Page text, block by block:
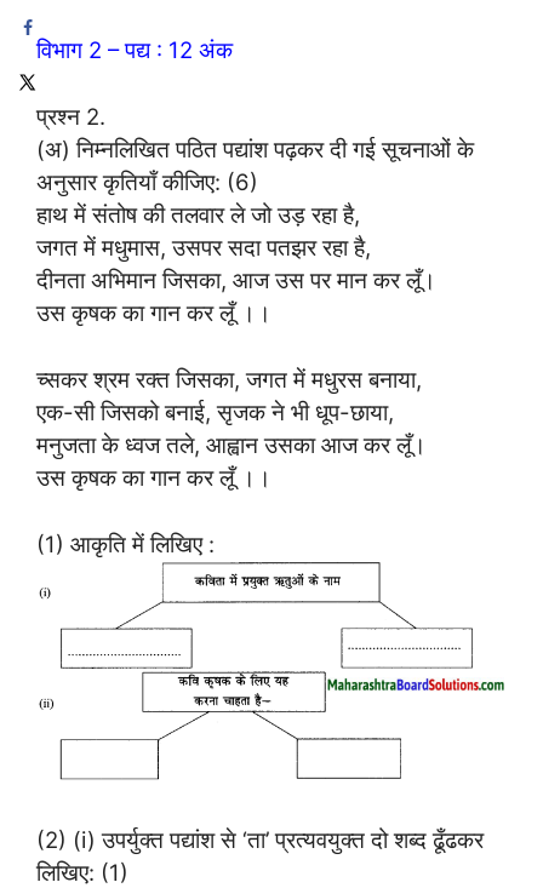
विभाग 2 – पद्य : 12 अंक
प्रश्न 2.
(अ) निम्नलिखित पठित पद्यांश पढ़कर दी गई सूचनाओं के
अनुसार कृतियाँ कीजिए: (6)
हाथ में संतोष की तलवार ले जो उड़ रहा है,
जगत में मधुमास, उसपर सदा पतझर रहा है,
दीनता अभिमान जिसका, आज उस पर मान कर लूँ।
उस कृषक का गान कर लूँ ।।
च्सकर श्रम रक्त जिसका, जगत में मधुरस बनाया,
एक-सी जिसको बनाई, सृजक ने भी धूप-छाया,
मनुजता के ध्वज तले, आह्वान उसका आज कर लूँ।
उस कृषक का गान कर लूँ ।।
(1) आकृति में लिखिए :
(2) (i) उपर्युक्त पद्यांश से ‘ता’ प्रत्यवयुक्त दो शब्द ढूँढकर
लिखिए: (1)